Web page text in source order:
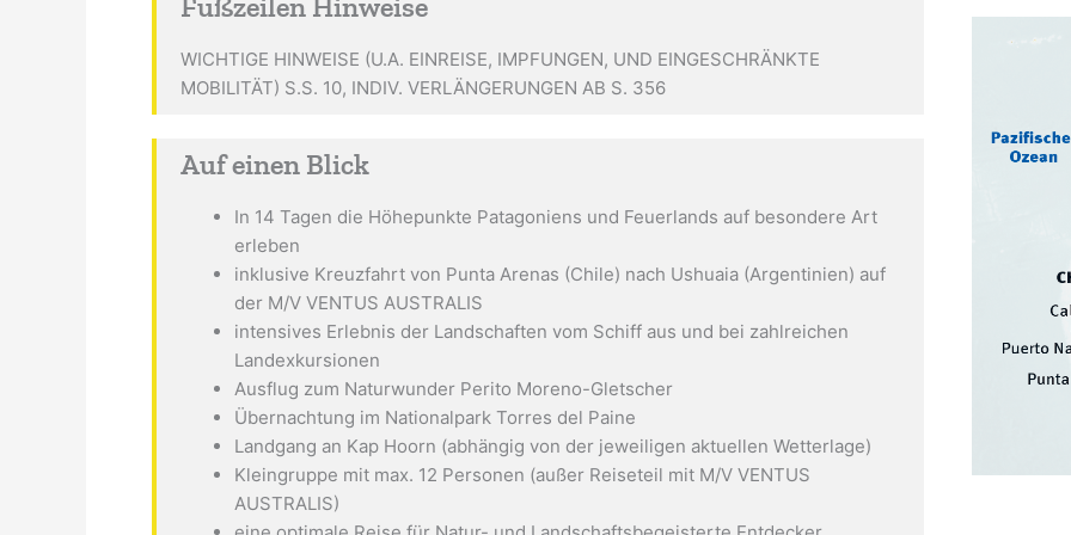
Fußzeilen Hinweise
WICHTIGE HINWEISE (U.A. EINREISE, IMPFUNGEN, UND EINGESCHRÄNKTE
MOBILITÄT) S.S. 10, INDIV. VERLÄNGERUNGEN AB S. 356
Auf einen Blick
In 14 Tagen die Höhepunkte Patagoniens und Feuerlands auf besondere Art
erleben
inklusive Kreuzfahrt von Punta Arenas (Chile) nach Ushuaia (Argentinien) auf
der M/V VENTUS AUSTRALIS
intensives Erlebnis der Landschaften vom Schiff aus und bei zahlreichen
Landexkursionen
Ausflug zum Naturwunder Perito Moreno-Gletscher
Übernachtung im Nationalpark Torres del Paine
Landgang an Kap Hoorn (abhängig von der jeweiligen aktuellen Wetterlage)
Kleingruppe mit max. 12 Personen (außer Reiseteil mit M/V VENTUS
AUSTRALIS)